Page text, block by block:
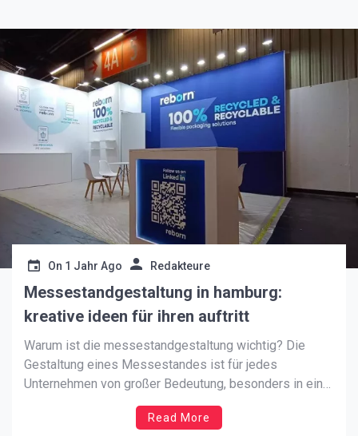
On 1 Jahr Ago Redakteure
Messestandgestaltung in hamburg:
kreative ideen für ihren auftritt
Warum ist die messestandgestaltung wichtig? Die
Gestaltung eines Messestandes ist für jedes
Unternehmen von großer Bedeutung, besonders in einer
Stadt wie Hamburg, die als ein Zentrum für Messen und
Events bekannt ist. Ein ansprechend gestalteter Stand
Read More